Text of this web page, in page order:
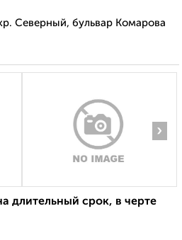
Северный, бульвар Комарова
›
длительный срок, в черте